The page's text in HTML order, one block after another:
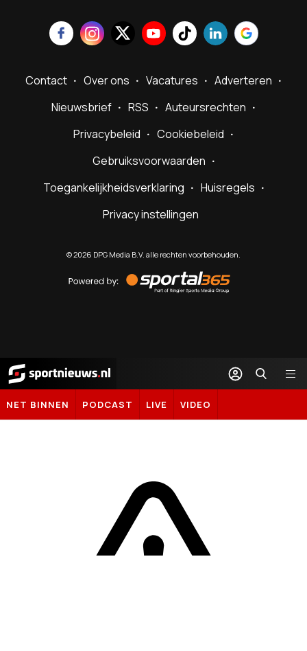
Contact Over ons Vacatures
Adverteren
Nieuwsbrief
RSS
Auteursrechten
Privacybeleid
Cookiebeleid
Gebruiksvoorwaarden
Toegankelijkheidsverklaring
Huisregels
Privacy instellingen
©2026 DPG Media B.V. alle rechten voorbehouden.
by
Sportal365
Sportnieuws.nl
NET BINNEN PODCAST LIVE VIDEO